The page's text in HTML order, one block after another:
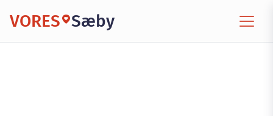
VORES Sæby